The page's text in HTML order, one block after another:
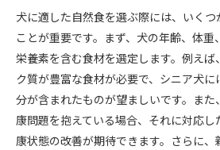
犬に適した自然食を選ぶ際には、いく
ことが重要です。まず、犬の年齢、体
栄養素を含む食材を選定します。例え
ク質が豊富な食材が必要で、シニア犬
分が含まれたものが望ましいです。ま
康問題を抱えている場合、それに対応
康状態の改善が期待できます。さらに